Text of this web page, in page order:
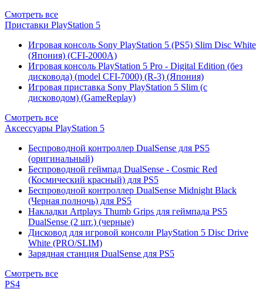
Смотреть все
Приставки PlayStation 5
Игровая консоль Sony PlayStation 5 (PS5) Slim Disc White
(Япония) (CFI-2000A)
Игровая консоль PlayStation 5 Pro - Digital Edition (без
дисковода) (model CFI-7000) (R-3) (Япония)
Игровая приставка Sony PlayStation 5 Slim (с
дисководом) (GameReplay)
Смотреть все
Аксессуары PlayStation 5
Беспроводной контроллер DualSense для PS5
(оригинальный)
Беспроводной геймпад DualSense - Cosmic Red
(Космический красный) для PS5
Беспроводной контроллер DualSense Midnight Black
(Черная полночь) для PS5
Накладки Artplays Thumb Grips для геймпада PS5
DualSense (2 шт.) (черные)
Дисковод для игровой консоли PlayStation 5 Disc Drive
White (PRO/SLIM)
Зарядная станция DualSense для PS5
Смотреть все
PS4